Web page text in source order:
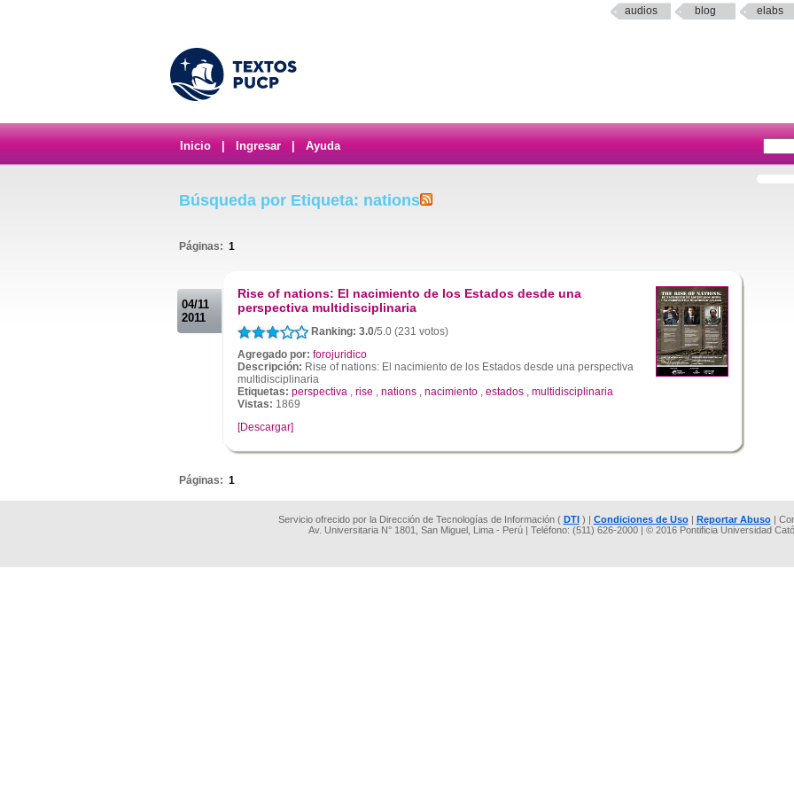
audios blog elabs
Inicio Ingresar Ayuda
Búsqueda por Etiqueta: nations
Páginas: 1
04/11
2011
Rise of nations: El nacimiento de los Estados desde una
perspectiva multidisciplinaria
Ranking: 3.0/5.0 (231 votos)
Agregado por: forojuridico
Descripción: Rise of nations: El nacimiento de los Estados desde una perspectiva
multidisciplinaria
Etiquetas: perspectiva , rise , nations , nacimiento , estados , multidisciplinaria
Vistas: 1869
[Descargar]
Páginas: 1
Servicio ofrecido por la Dirección de Tecnologías de Información ( DTI) | Condiciones de Uso| Reportar Abuso|
Av. Universitaria N° 1801, San Miguel, Lima - Perú | Teléfono: (511) 626-2000 | © 2016 Pontificia Universidad